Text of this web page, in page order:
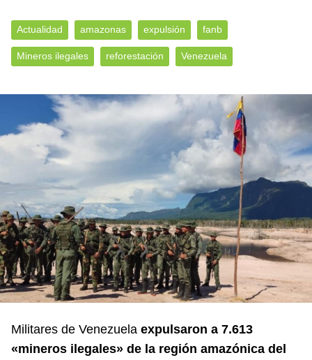
Actualidad amazonas expulsión fanb
Mineros ilegales reforestación Venezuela
Militares de Venezuela expulsaron a 7.613
«mineros ilegales» de la región amazónica del